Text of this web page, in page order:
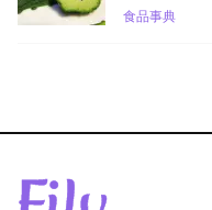
食品事典